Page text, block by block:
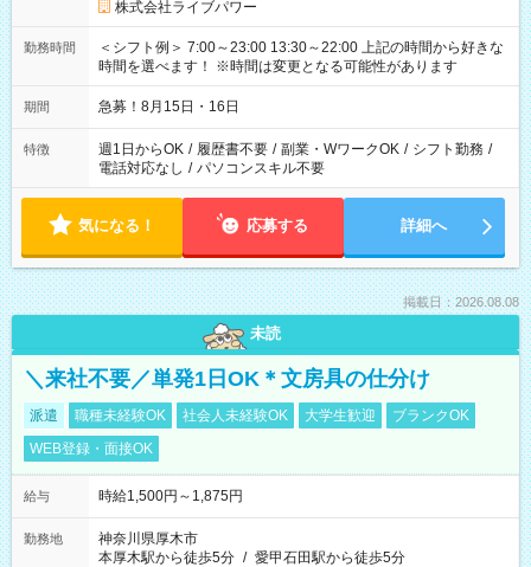
株式会社ライブパワー
勤務時間
＜シフト例＞ 7:00～23:00 13:30～22:00 上記の時間から好きな
時間を選べます！ ※時間は変更となる可能性があります
期間 急募！8月15日・16日
特徴 週1日からOK / 履歴書不要 / 副業・WワークOK / シフト勤務 /
電話対応なし / パソコンスキル不要
気になる！ 応募する 詳細へ
掲載日：2026.08.08
未読
＼来社不要／単発1日OK＊文房具の仕分け
派遣 職種未経験OK 社会人未経験OK 大学生歓迎
ブランクOK
WEB登録・面接OK
給与 時給1,500円～1,875円
勤務地
神奈川県厚木市
本厚木駅から徒歩5分 / 愛甲石田駅から徒歩5分